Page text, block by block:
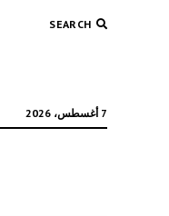
SEARCH
7 أغسطس، 2026